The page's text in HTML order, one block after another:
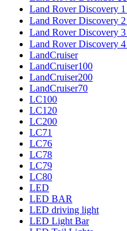
Land Rover
Land Rover
Land Rover
Land Rover
LandCruiser
LandCruiser100
LandCruiser200
LandCruiser70
LC100
LC120
LC200
LC71
LC76
LC78
LC79
LC80
LED
LED BAR
LED driving light
LED Light Bar